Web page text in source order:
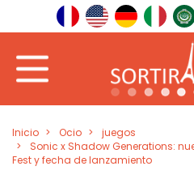
Inicio Ocio
juegos
Sonic x Shadow Generations:
Fest y fecha de lanzamiento